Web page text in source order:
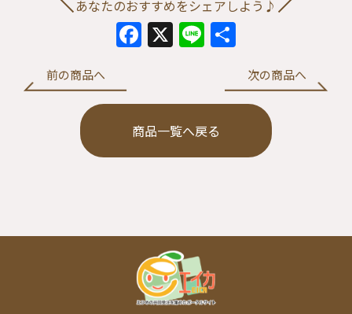
あなたのおすすめをシェアしよう♪
Facebook
X Line
有
前の商品へ 次の商品へ
商品一覧へ戻る